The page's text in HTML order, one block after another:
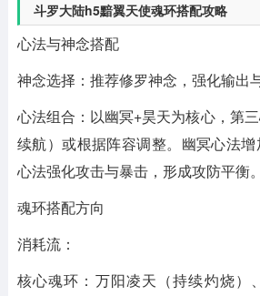
斗罗大陆h5黯翼天使魂环搭配攻略
心法与神念搭配
神念选择：推荐修罗神念，强化输出
心法组合：以幽冥+昊天为核心，第
续航）或根据阵容调整。幽冥心法
心法强化攻击与暴击，形成攻防平衡。
魂环搭配方向
消耗流：
核心魂环：万阳凌天（持续灼烧）